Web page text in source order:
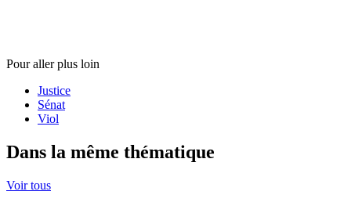
Pour aller plus loin
Justice
Sénat
Viol
Dans la même thématique
Voir tous